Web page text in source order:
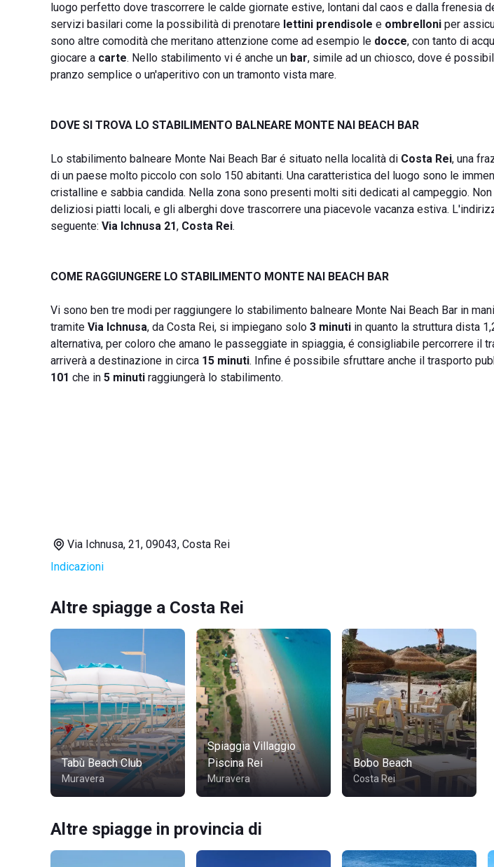
luogo perfetto dove trascorrere le calde giornate estive, lontani dal caos e dalla frenesia
servizi basilari come la possibilità di prenotare lettini prendisole e ombrelloni per
sono altre comodità che meritano attenzione come ad esempio le docce, con tanto di
giocare a carte. Nello stabilimento vi é anche un bar, simile ad un chiosco, dove é
pranzo semplice o un'aperitivo con un tramonto vista mare.
DOVE SI TROVA LO STABILIMENTO BALNEARE MONTE NAI BEACH BAR
Lo stabilimento balneare Monte Nai Beach Bar é situato nella località di Costa Rei, una
di un paese molto piccolo con solo 150 abitanti. Una caratteristica del luogo sono le
cristalline e sabbia candida. Nella zona sono presenti molti siti dedicati al campeggio.
deliziosi piatti locali, e gli alberghi dove trascorrere una piacevole vacanza estiva.
seguente: Via Ichnusa 21, Costa Rei.
COME RAGGIUNGERE LO STABILIMENTO MONTE NAI BEACH BAR
Vi sono ben tre modi per raggiungere lo stabilimento balneare Monte Nai Beach Bar in
tramite Via Ichnusa, da Costa Rei, si impiegano solo 3 minuti in quanto la struttura dista
alternativa, per coloro che amano le passeggiate in spiaggia, é consigliabile percorrere il
arriverà a destinazione in circa 15 minuti. Infine é possibile sfruttare anche il trasporto
101 che in 5 minuti raggiungerà lo stabilimento.
Via Ichnusa, 21, 09043, Costa Rei
Indicazioni
Altre spiagge a Costa Rei
Tabù Beach Club
Muravera
Spiaggia Villaggio
Piscina Rei
Muravera
Bobo Beach
Costa Rei
Altre spiagge in provincia di